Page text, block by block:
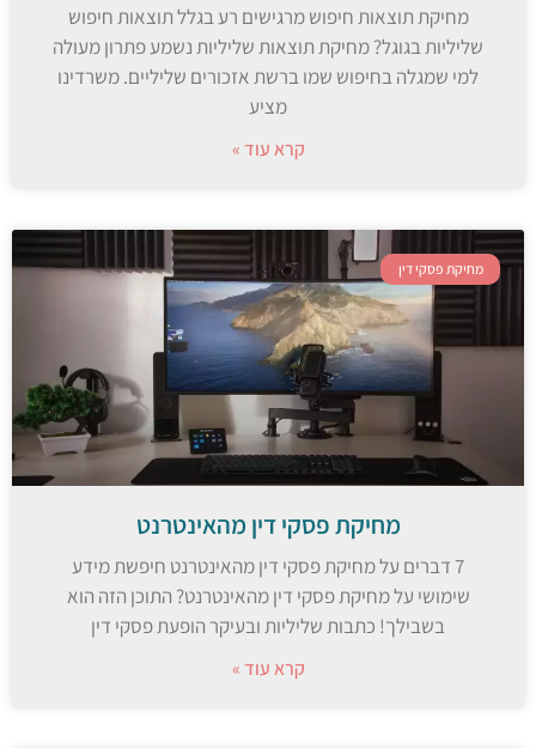
מחיקת תוצאות חיפוש מרגישים רע בגלל תוצאות חיפוש
שליליות בגוגל? מחיקת תוצאות שליליות נשמע פתרון מעולה
למי שמגלה בחיפוש שמו ברשת אזכורים שליליים. משרדינו
מציע
קרא עוד »
מחיקת פסקי דין
מחיקת פסקי דין מהאינטרנט
7 דברים על מחיקת פסקי דין מהאינטרנט חיפשת מידע
שימושי על מחיקת פסקי דין מהאינטרנט? התוכן הזה הוא
בשבילך! כתבות שליליות ובעיקר הופעת פסקי דין
קרא עוד »